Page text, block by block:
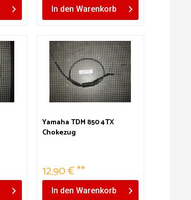
In den Warenkorb
Yamaha TDM 850 4TX
Chokezug
12,90 € **
In den Warenkorb